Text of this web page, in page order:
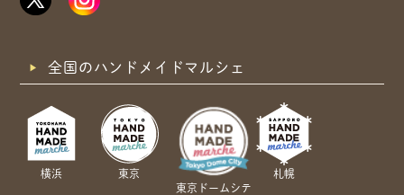
全国のハンドメイドマルシェ
横浜
東京
東京ドームシテ
札幌